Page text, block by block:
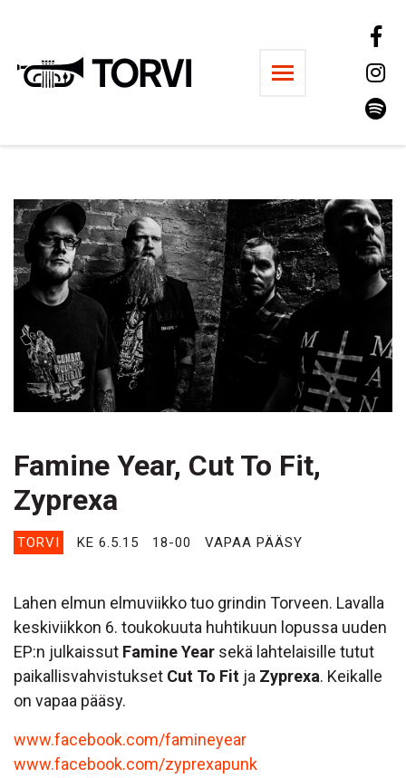
Ravintola Torvi
Famine Year, Cut To Fit,
Zyprexa
TORVI KE 6.5.15 18-00 VAPAA PÄÄSY
Lahen elmun elmuviikko tuo grindin Torveen. Lavalla
keskiviikkon 6. toukokuuta huhtikuun lopussa uuden
EP:n julkaissut Famine Year sekä lahtelaisille tutut
paikallisvahvistukset Cut To Fit ja Zyprexa. Keikalle
on vapaa pääsy.
www.facebook.com/famineyear
www.facebook.com/zyprexapunk